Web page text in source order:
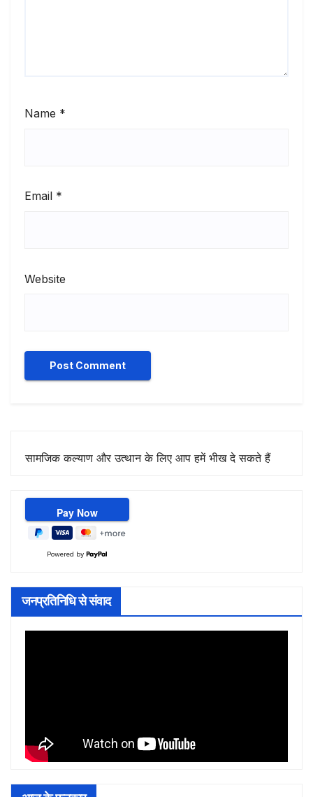
Name *
Email *
Website
सामजिक कल्याण और उत्थान के लिए आप हमें भीख दे सकते हैं
Powered by
जनप्रतिनिधि से संवाद